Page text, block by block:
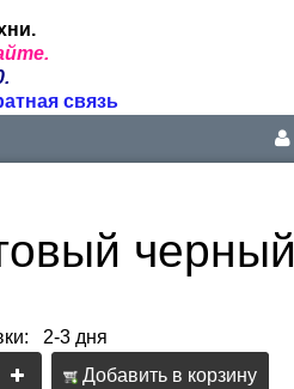
связь
черный
2-3 дня
Добавить в корзину